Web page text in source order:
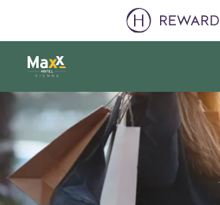
スライド1 1